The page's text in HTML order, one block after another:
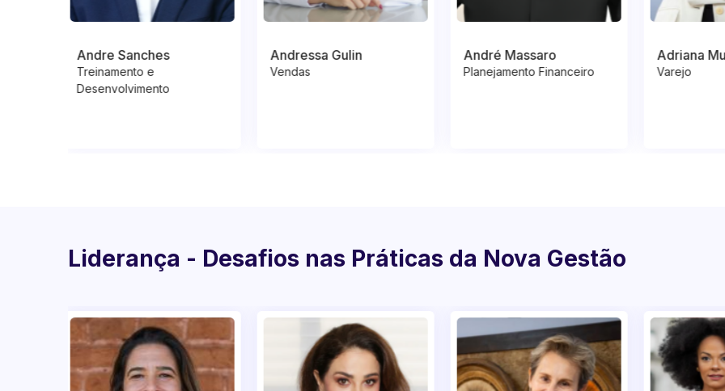
Andressa Gulin
Vendas
André Massaro
Planejamento Financeiro
Adriana Muratore
Varejo
Adriana
Liderança - Desafios nas Práticas da Nova Gestão